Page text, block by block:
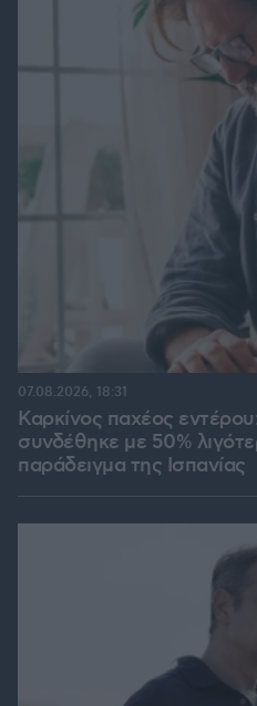
Καρκίνος παχέος
συνδέθηκε με 50%
παράδειγμα της Ισπανίας
07.08.2026, 18:31